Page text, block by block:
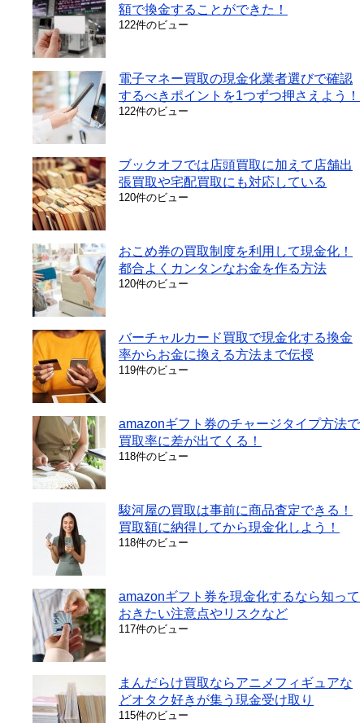
額で換金することができた！
122件のビュー
電子マネー買取の現金化業者選びで確認
するべきポイントを1つずつ押さえよう！
122件のビュー
ブックオフでは店頭買取に加えて店舗出
張買取や宅配買取にも対応している
120件のビュー
おこめ券の買取制度を利用して現金化！
都合よくカンタンなお金を作る方法
120件のビュー
バーチャルカード買取で現金化する換金
率からお金に換える方法まで伝授
119件のビュー
amazonギフト券のチャージタイプ方法で
買取率に差が出てくる！
118件のビュー
駿河屋の買取は事前に商品査定できる！
買取額に納得してから現金化しよう！
118件のビュー
amazonギフト券を現金化するなら知って
おきたい注意点やリスクなど
117件のビュー
まんだらけ買取ならアニメフィギュアな
どオタク好きが集う現金受け取り
115件のビュー